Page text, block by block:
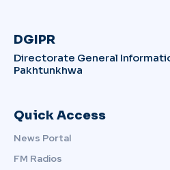
DGIPR
Directorate General
Pakhtunkhwa
Quick Access
News Portal
FM Radios